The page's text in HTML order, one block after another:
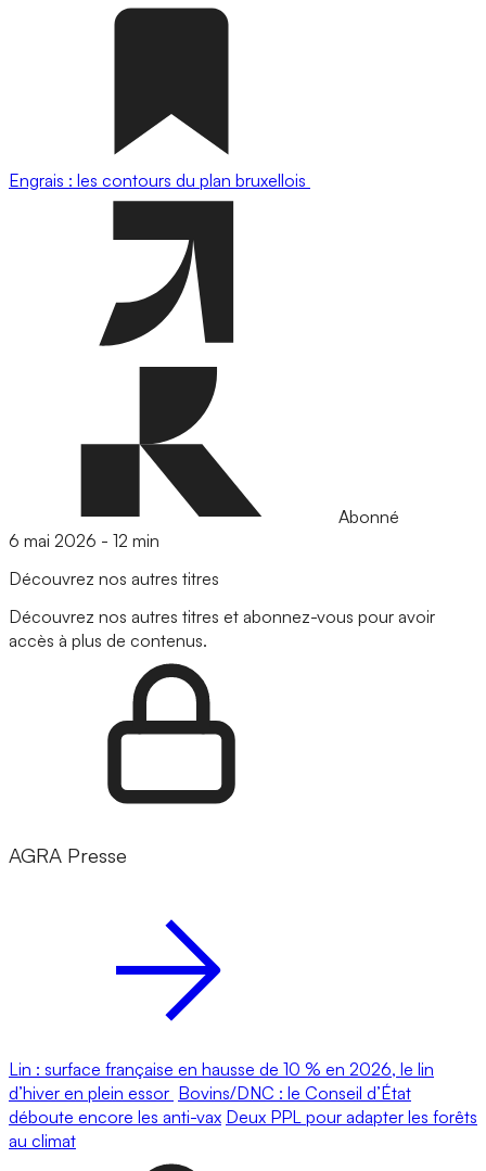
Engrais : les contours du plan bruxellois
Abonné
6 mai 2026 - 12 min
Découvrez nos autres titres
Découvrez nos autres titres et abonnez-vous pour avoir
accès à plus de contenus.
AGRA Presse
Lin : surface française en hausse de 10 % en 2026, le lin
d’hiver en plein essor Bovins/DNC : le Conseil d’État
déboute encore les anti-vax Deux PPL pour adapter les forêts
au climat